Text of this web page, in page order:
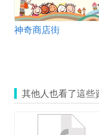
神奇商店街
其他人也看了這些